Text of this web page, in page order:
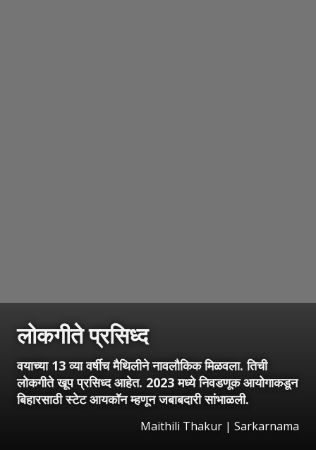
लोकगीते प्रसिध्द
वयाच्या 13 व्या वर्षीच मैथिलीने नावलौकिक मिळवला. तिची
लोकगीते खूप प्रसिध्द आहेत. 2023 मध्ये निवडणूक आयोगाकडून
बिहारसाठी स्टेट आयकॉन म्हणून जबाबदारी सांभाळली.
Maithili Thakur | Sarkarnama